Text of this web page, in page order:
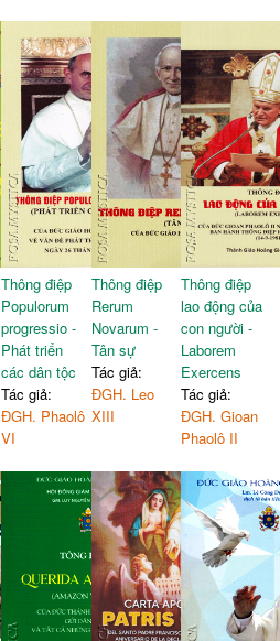
Thông điệp
Populorum
progressio -
Phát triển
các dân tộc
Tác giả:
ĐGH. Phaolô
VI
Thông điệp
Rerum
Novarum -
Tân sự
Tác giả:
ĐGH. Leo
XIII
Thông điệp
lao động của
con người -
Laborem
Exercens
Tác giả:
ĐGH. Gioan
Phaolô II